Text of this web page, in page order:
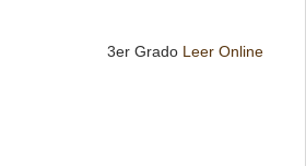
3er Grado Leer Online